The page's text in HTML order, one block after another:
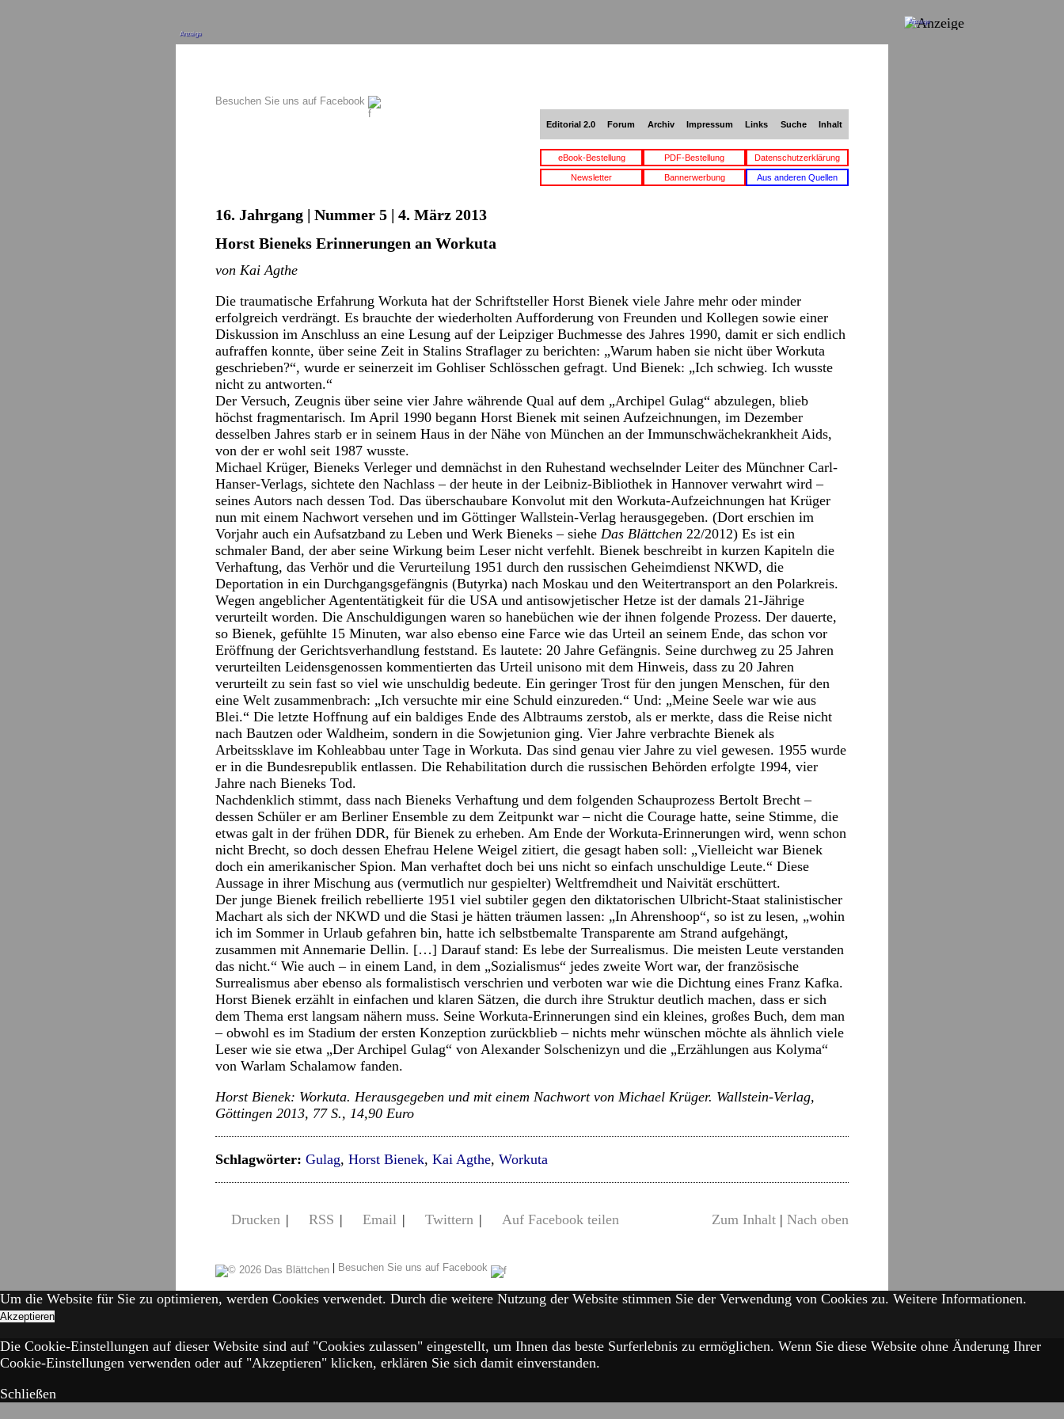
Anzeige
Besuchen Sie uns auf Facebook
Editorial 2.0 Forum Archiv Impressum Links Suche Inhalt
eBook-Bestellung PDF-Bestellung Datenschutzerklärung
Newsletter Bannerwerbung Aus anderen Quellen
16. Jahrgang | Nummer 5 | 4. März 2013
Horst Bieneks Erinnerungen an Workuta
von Kai Agthe
Die traumatische Erfahrung Workuta hat der Schriftsteller Horst Bienek viele Jahre mehr oder minder
erfolgreich verdrängt. Es brauchte der wiederholten Aufforderung von Freunden und Kollegen sowie einer
Diskussion im Anschluss an eine Lesung auf der Leipziger Buchmesse des Jahres 1990, damit er sich endlich
aufraffen konnte, über seine Zeit in Stalins Straflager zu berichten: „Warum haben sie nicht über Workuta
geschrieben?“, wurde er seinerzeit im Gohliser Schlösschen gefragt. Und Bienek: „Ich schwieg. Ich wusste
nicht zu antworten.“
Der Versuch, Zeugnis über seine vier Jahre währende Qual auf dem „Archipel Gulag“ abzulegen, blieb
höchst fragmentarisch. Im April 1990 begann Horst Bienek mit seinen Aufzeichnungen, im Dezember
desselben Jahres starb er in seinem Haus in der Nähe von München an der Immunschwächekrankheit Aids,
von der er wohl seit 1987 wusste.
Michael Krüger, Bieneks Verleger und demnächst in den Ruhestand wechselnder Leiter des Münchner Carl-
Hanser-Verlags, sichtete den Nachlass – der heute in der Leibniz-Bibliothek in Hannover verwahrt wird –
seines Autors nach dessen Tod. Das überschaubare Konvolut mit den Workuta-Aufzeichnungen hat Krüger
nun mit einem Nachwort versehen und im Göttinger Wallstein-Verlag herausgegeben. (Dort erschien im
Vorjahr auch ein Aufsatzband zu Leben und Werk Bieneks – siehe Das Blättchen 22/2012) Es ist ein
schmaler Band, der aber seine Wirkung beim Leser nicht verfehlt. Bienek beschreibt in kurzen Kapiteln die
Verhaftung, das Verhör und die Verurteilung 1951 durch den russischen Geheimdienst NKWD, die
Deportation in ein Durchgangsgefängnis (Butyrka) nach Moskau und den Weitertransport an den Polarkreis.
Wegen angeblicher Agententätigkeit für die USA und antisowjetischer Hetze ist der damals 21-Jährige
verurteilt worden. Die Anschuldigungen waren so hanebüchen wie der ihnen folgende Prozess. Der dauerte,
so Bienek, gefühlte 15 Minuten, war also ebenso eine Farce wie das Urteil an seinem Ende, das schon vor
Eröffnung der Gerichtsverhandlung feststand. Es lautete: 20 Jahre Gefängnis. Seine durchweg zu 25 Jahren
verurteilten Leidensgenossen kommentierten das Urteil unisono mit dem Hinweis, dass zu 20 Jahren
verurteilt zu sein fast so viel wie unschuldig bedeute. Ein geringer Trost für den jungen Menschen, für den
eine Welt zusammenbrach: „Ich versuchte mir eine Schuld einzureden.“ Und: „Meine Seele war wie aus
Blei.“ Die letzte Hoffnung auf ein baldiges Ende des Albtraums zerstob, als er merkte, dass die Reise nicht
nach Bautzen oder Waldheim, sondern in die Sowjetunion ging. Vier Jahre verbrachte Bienek als
Arbeitssklave im Kohleabbau unter Tage in Workuta. Das sind genau vier Jahre zu viel gewesen. 1955 wurde
er in die Bundesrepublik entlassen. Die Rehabilitation durch die russischen Behörden erfolgte 1994, vier
Jahre nach Bieneks Tod.
Nachdenklich stimmt, dass nach Bieneks Verhaftung und dem folgenden Schauprozess Bertolt Brecht –
dessen Schüler er am Berliner Ensemble zu dem Zeitpunkt war – nicht die Courage hatte, seine Stimme, die
etwas galt in der frühen DDR, für Bienek zu erheben. Am Ende der Workuta-Erinnerungen wird, wenn schon
nicht Brecht, so doch dessen Ehefrau Helene Weigel zitiert, die gesagt haben soll: „Vielleicht war Bienek
doch ein amerikanischer Spion. Man verhaftet doch bei uns nicht so einfach unschuldige Leute.“ Diese
Aussage in ihrer Mischung aus (vermutlich nur gespielter) Weltfremdheit und Naivität erschüttert.
Der junge Bienek freilich rebellierte 1951 viel subtiler gegen den diktatorischen Ulbricht-Staat stalinistischer
Machart als sich der NKWD und die Stasi je hätten träumen lassen: „In Ahrenshoop“, so ist zu lesen, „wohin
ich im Sommer in Urlaub gefahren bin, hatte ich selbstbemalte Transparente am Strand aufgehängt,
zusammen mit Annemarie Dellin. […] Darauf stand: Es lebe der Surrealismus. Die meisten Leute verstanden
das nicht.“ Wie auch – in einem Land, in dem „Sozialismus“ jedes zweite Wort war, der französische
Surrealismus aber ebenso als formalistisch verschrien und verboten war wie die Dichtung eines Franz Kafka.
Horst Bienek erzählt in einfachen und klaren Sätzen, die durch ihre Struktur deutlich machen, dass er sich
dem Thema erst langsam nähern muss. Seine Workuta-Erinnerungen sind ein kleines, großes Buch, dem man
– obwohl es im Stadium der ersten Konzeption zurückblieb – nichts mehr wünschen möchte als ähnlich viele
Leser wie sie etwa „Der Archipel Gulag“ von Alexander Solschenizyn und die „Erzählungen aus Kolyma“
von Warlam Schalamow fanden.
Horst Bienek: Workuta. Herausgegeben und mit einem Nachwort von Michael Krüger. Wallstein-Verlag,
Göttingen 2013, 77 S., 14,90 Euro
Schlagwörter: Gulag, Horst Bienek, Kai Agthe, Workuta
Drucken | RSS | Email | Twittern | Auf Facebook teilen Zum Inhalt | Nach oben
| Besuchen Sie uns auf Facebook
Anzeige
Um die Website für Sie zu optimieren, werden Cookies verwendet. Durch die weitere Nutzung der Website stimmen Sie der Verwendung von Cookies zu. Weitere Informationen.
Akzeptieren
Die Cookie-Einstellungen auf dieser Website sind auf "Cookies zulassen" eingestellt, um Ihnen das beste Surferlebnis zu ermöglichen. Wenn Sie diese Website ohne Änderung Ihrer
Cookie-Einstellungen verwenden oder auf "Akzeptieren" klicken, erklären Sie sich damit einverstanden.
Schließen